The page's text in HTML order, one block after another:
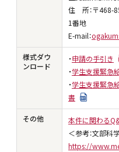
住 所：〒468-
1番地
E-mail：
様式ダウ
ンロード
・申請の手引き
・学生支援緊急
・学生支援緊急
書
その他
本件に関わる
＜参考：文部科
https://